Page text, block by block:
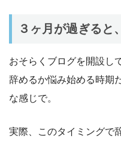
３ヶ月が過ぎると
おそらくブログを開設し
辞めるか悩み始める時期
な感じで。
実際、このタイミングで